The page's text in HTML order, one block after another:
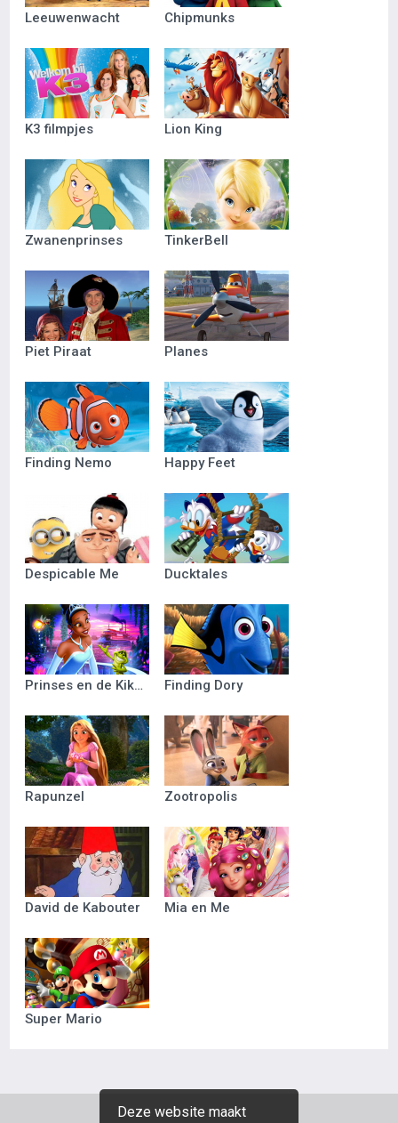
Leeuwenwacht Chipmunks
K3 filmpjes Lion King
Zwanenprinses TinkerBell
Piet Piraat Planes
Finding Nemo Happy Feet
Despicable Me Ducktales
Prinses en de Kikker Finding Dory
Rapunzel Zootropolis
David de Kabouter Mia en Me
Super Mario
Deze website maakt